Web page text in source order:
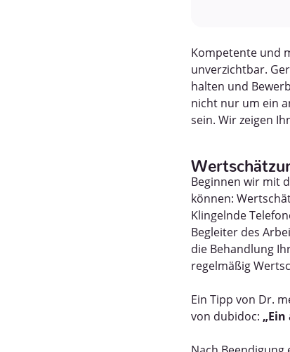
Kompetente und
unverzichtbar.
halten und
nicht nur um ein
sein. Wir zeigen
Beginnen wir mit
können:
Klingelnde
Begleiter des
die Behandlung
regelmäßig
Ein Tipp von Dr.
von dubidoc: